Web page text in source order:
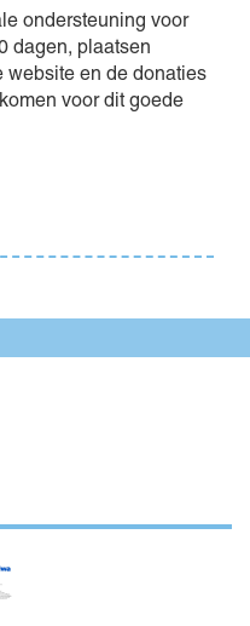
ondersteuning voor
dagen, plaatsen
website en de donaties
voor dit goede